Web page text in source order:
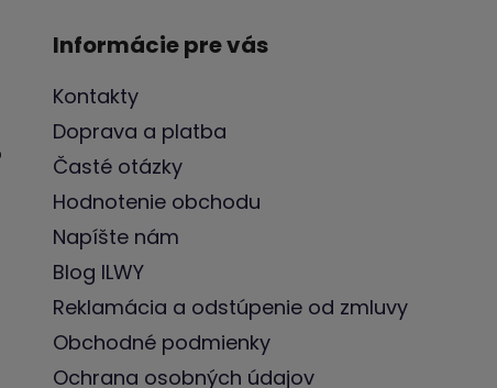
Informácie pre vás
Kontakty
Doprava a platba
Časté otázky
Hodnotenie obchodu
Napíšte nám
Blog ILWY
Reklamácia a odstúpenie od zmluvy
Obchodné podmienky
Ochrana osobných údajov